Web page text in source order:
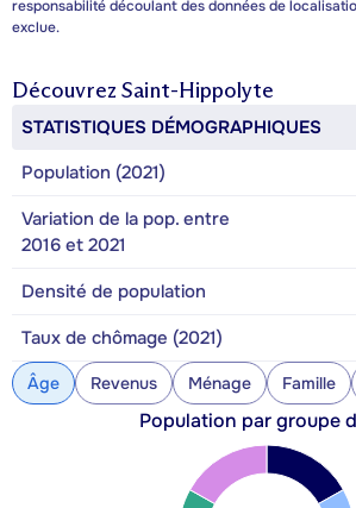
responsabilité découlant des données de
exclue.
Découvrez Saint-Hippolyte
STATISTIQUES DÉMOGRAPHIQUES
Population (2021)
Variation de la pop. entre
2016 et 2021
Densité de population
Taux de chômage (2021)
Âge Revenus Ménage Famille
Population par groupe